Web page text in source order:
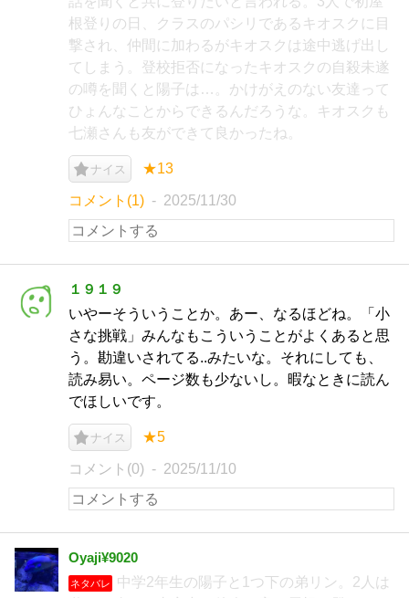
根登りの日、クラスのパシリであるキオスクに目
撃され、仲間に加わるがキオスクは途中逃げ出し
てしまう。登校拒否になったキオスクの自殺未遂
の噂を聞くと陽子は…。かけがえのない友達って
ひょんなことからできるんだろうな。キオスクも
七瀬さんも友ができて良かったね。
ナイス ★13
コメント(1) 2025/11/30
１９１９
いやーそういうことか。あー、なるほどね。「小
さな挑戦」みんなもこういうことがよくあると思
う。勘違いされてる..みたいな。それにしても、
読み易い。ページ数も少ないし。暇なときに読ん
でほしいです。
ナイス ★5
コメント(0) 2025/11/10
Oyaji¥9020
ネタバレ
中学2年生の陽子と1つ下の弟リン。2人は